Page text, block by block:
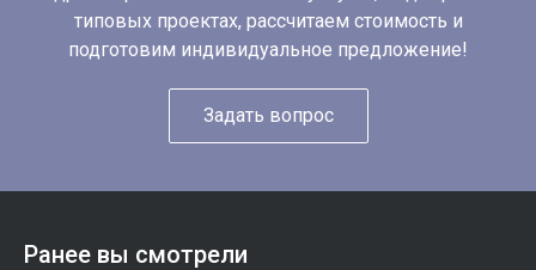
типовых проектах, рассчитаем стоимость и
подготовим индивидуальное предложение!
Задать вопрос
Ранее вы смотрели